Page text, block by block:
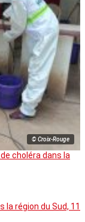
© Croix-Rouge
choléra dans la
la région du Sud, 11